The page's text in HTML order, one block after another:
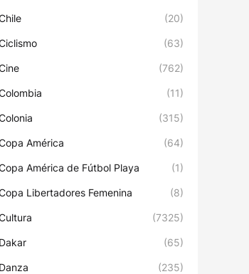
(20)
(63)
(762)
(11)
(315)
América (64)
América de Fútbol Playa (1)
Libertadores Femenina (8)
(7325)
Dakar (65)
Danza (235)